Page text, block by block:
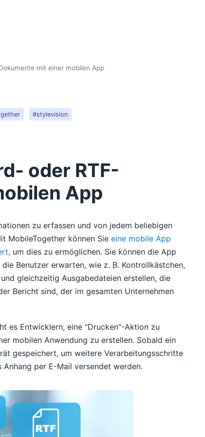
mit einer mobilen App
#stylevision
oder RTF-
App
zu erfassen und von jedem beliebigen
MobileTogether können Sieeine mobile App
um dies zu ermöglichen. Sie können die App
Benutzer erwarten, wie z. B. Kontrollkästchen,
gleichzeitig Ausgabedateien erstellen, die
Bericht sind, der im gesamten Unternehmen
es Entwicklern, eine "Drucken"-Aktion zu
mobilen Anwendung zu erstellen. Sobald ein
gespeichert, um weitere Verarbeitungsschritte
per E-Mail versendet werden.